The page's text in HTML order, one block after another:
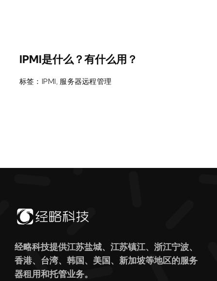
IPMI是什么？有什么用？
标签： IPMI, 服务器远程管理
经略科技提供江苏盐城、江苏镇江、浙江宁波、
香港、台湾、韩国、美国、新加坡等地区的服务
器租用和托管业务。